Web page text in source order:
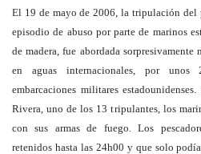
El 19 de mayo de 2006, la tripulación del
episodio de abuso por parte de marinos
de madera, fue abordada sorpresivamente
en aguas internacionales, por
embarcaciones militares
Rivera, uno de los 13 tripulantes, los
con sus armas de fuego. Los
retenidos hasta las 24h00 y que solo